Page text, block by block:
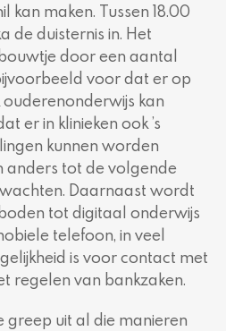
kan maken. Tussen 18.00
de duisternis in. Het
door een aantal
voor dat er op
ouderenonderwijs kan
er in klinieken ook ’s
kunnen worden
anders tot de volgende
Daarnaast wordt
tot digitaal onderwijs
telefoon, in veel
is voor contact met
regelen van bankzaken.
greep uit al die manieren